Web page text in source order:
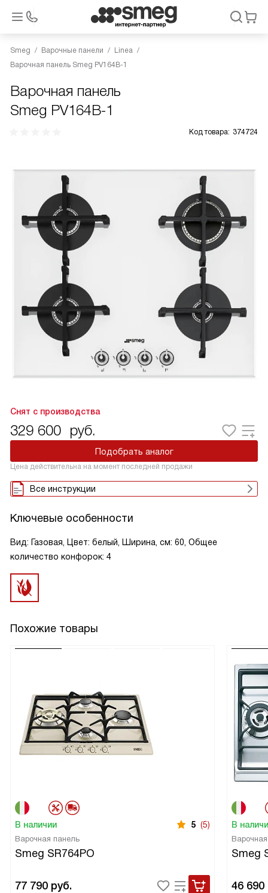
Smeg Варочные панели
Linea
Варочная панель Smeg PV164B-1
Варочная панель
Smeg PV164B-1
Код товара: 374724
Снят с производства
329 600 руб.
Подобрать аналог
Цена действительна на момент последней продажи
Все инструкции
Ключевые особенности
Вид: Газовая, Цвет: белый, Ширина, см: 60, Общее
количество конфорок: 4
Похожие товары
В наличии 5 (5)
Варочная панель
Smeg SR764PO
77 790 руб.
В
Smeg
46 690